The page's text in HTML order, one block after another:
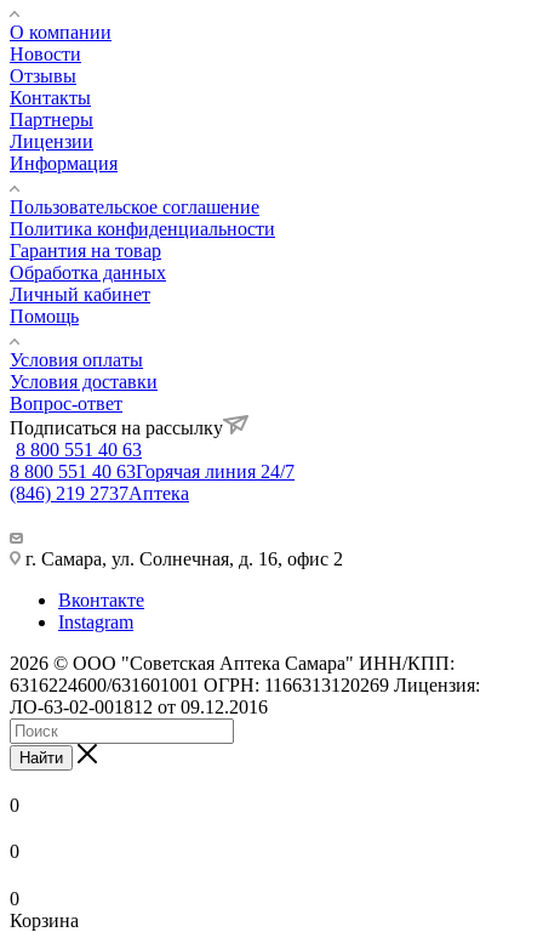
О компании
Новости
Отзывы
Контакты
Партнеры
Лицензии
Информация
Пользовательское соглашение
Политика конфиденциальности
Гарантия на товар
Обработка данных
Личный кабинет
Помощь
Условия оплаты
Условия доставки
Вопрос-ответ
Подписаться на рассылку
8 800 551 40 63
8 800 551 40 63Горячая линия 24/7
(846) 219 2737Аптека
г. Самара, ул. Солнечная, д. 16, офис 2
Вконтакте
Instagram
2026 © ООО "Советская Аптека Самара" ИНН/КПП:
6316224600/631601001 ОГРН: 1166313120269 Лицензия:
ЛО-63-02-001812 от 09.12.2016
Найти
0
0
0
Корзина